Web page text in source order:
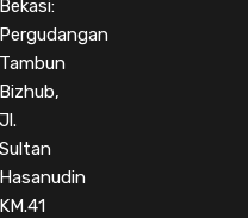
Bekasi:
Pergudangan
Tambun
Bizhub,
Jl.
Sultan
Hasanudin
KM.41